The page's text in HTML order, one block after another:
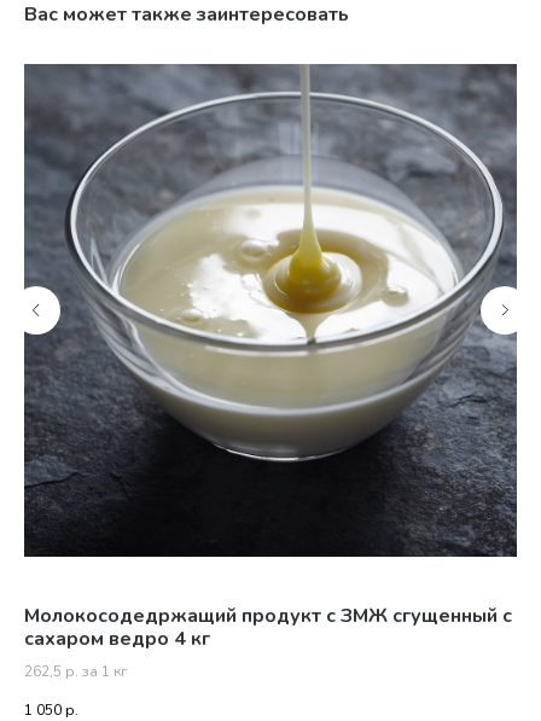
Вас может также заинтересовать
Молокосодедржащий продукт с ЗМЖ сгущенный с
сахаром ведро 4 кг
262,5 р. за 1 кг
1 050 р.